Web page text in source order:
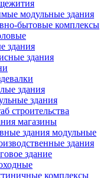
модульные здания
бытовые комплексы
здания
здания
здания
здания
строительства
магазины
здания модульные
здания
здание
комплексы